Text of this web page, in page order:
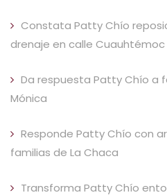
Constata Patty Chío
drenaje en calle Cuauhtémoc
Da respuesta Patty Chío a
Mónica
Responde Patty Chío con
familias de La Chaca
Transforma Patty Chío